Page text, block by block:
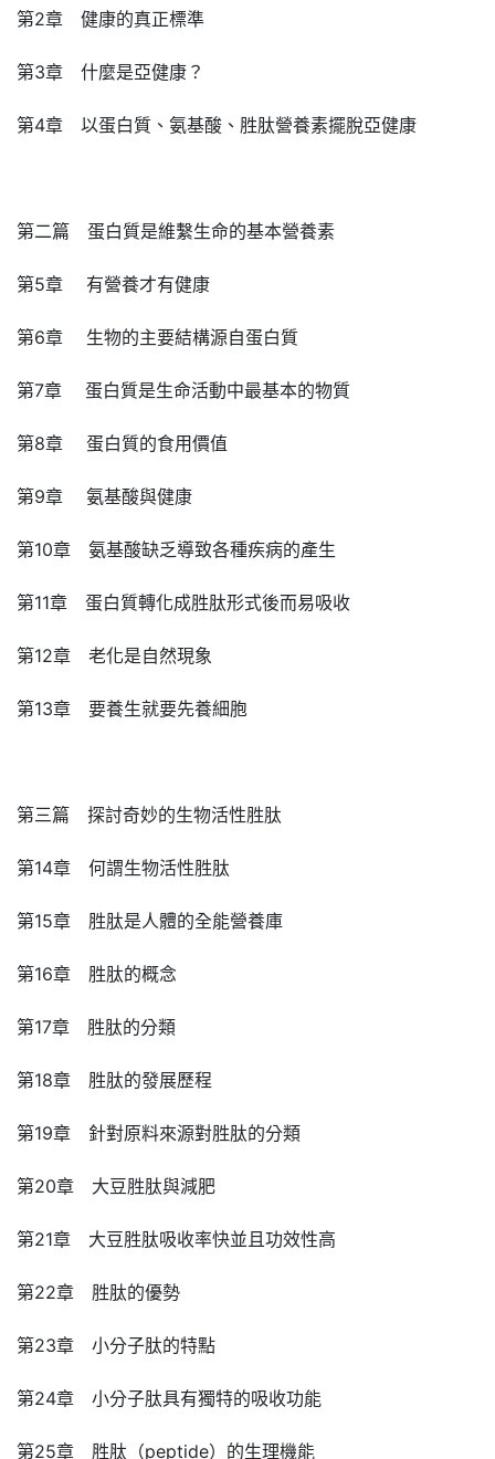
第2章 健康的真正標準
第3章 什麼是亞健康？
第4章 以蛋白質、氨基酸、胜肽營養素擺脫亞健康
第二篇 蛋白質是維繫生命的基本營養素
第5章 有營養才有健康
第6章 生物的主要結構源自蛋白質
第7章 蛋白質是生命活動中最基本的物質
第8章 蛋白質的食用價值
第9章 氨基酸與健康
第10章 氨基酸缺乏導致各種疾病的產生
第11章 蛋白質轉化成胜肽形式後而易吸收
第12章 老化是自然現象
第13章 要養生就要先養細胞
第三篇 探討奇妙的生物活性胜肽
第14章 何謂生物活性胜肽
第15章 胜肽是人體的全能營養庫
第16章 胜肽的概念
第17章 胜肽的分類
第18章 胜肽的發展歷程
第19章 針對原料來源對胜肽的分類
第20章 大豆胜肽與減肥
第21章 大豆胜肽吸收率快並且功效性高
第22章 胜肽的優勢
第23章 小分子肽的特點
第24章 小分子肽具有獨特的吸收功能
第25章 胜肽（peptide）的生理機能